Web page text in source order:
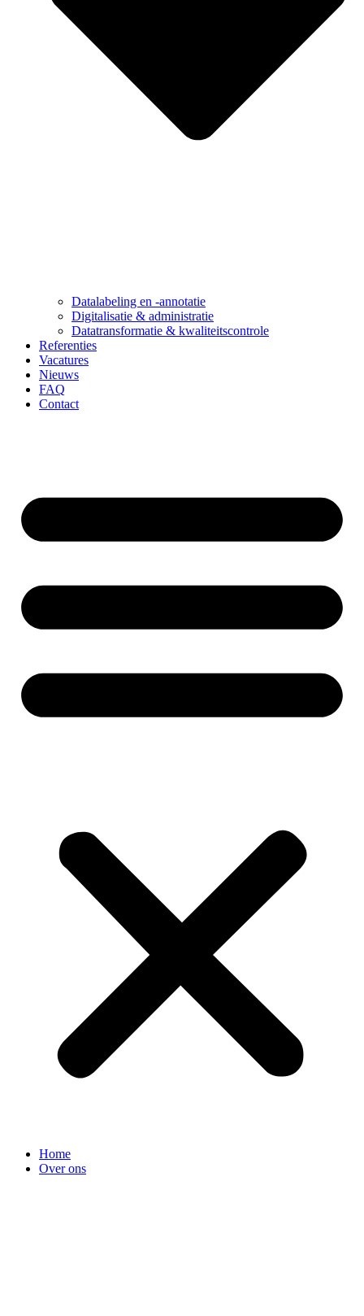
Datalabeling en -annotatie
Digitalisatie & administratie
Datatransformatie & kwaliteitscontrole
Referenties
Vacatures
Nieuws
FAQ
Contact
Home
Over ons